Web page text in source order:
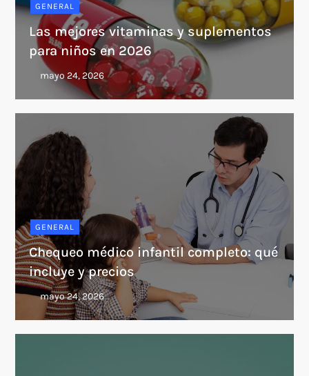
GENERAL
Las mejores vitaminas y suplementos
para niños en 2026
GENERAL
Chequeo médico infantil completo: qué
incluye y precios